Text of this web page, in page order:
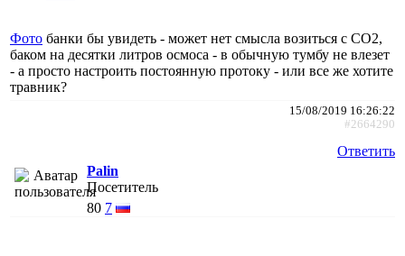
Фото банки бы увидеть - может нет смысла возиться с СО2,
баком на десятки литров осмоса - в обычную тумбу не влезет
- а просто настроить постоянную протоку - или все же хотите
травник?
15/08/2019 16:26:22
#2664290
Ответить
Palin
Посетитель
80 7